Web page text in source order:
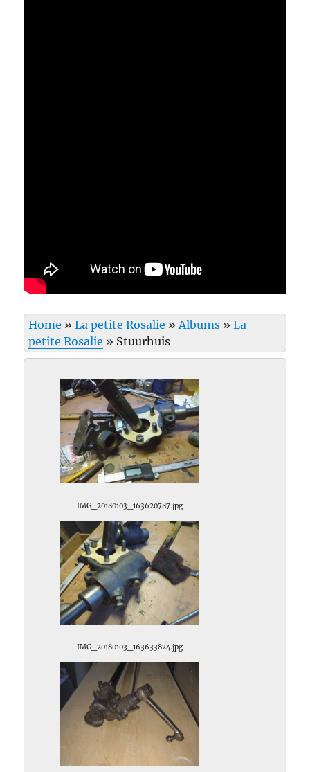
Home »La petite Rosalie »Albums »La
petite Rosalie » Stuurhuis
IMG_20180103_163620787.jpg
IMG_20180103_163633824.jpg